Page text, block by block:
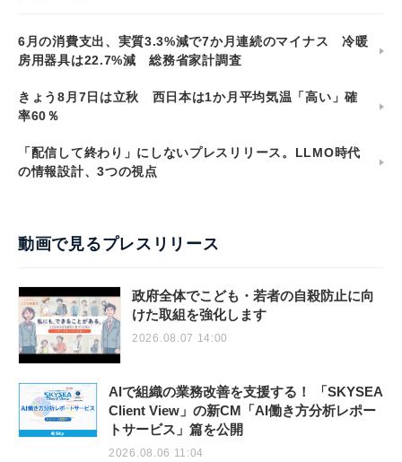
6月の消費支出、実質3.3%減で7か月連続のマイナス 冷暖
房用器具は22.7%減 総務省家計調査
きょう8月7日は立秋 西日本は1か月平均気温「高い」確
率60％
「配信して終わり」にしないプレスリリース。LLMO時代
の情報設計、3つの視点
動画で見るプレスリリース
政府全体でこども・若者の自殺防止に向
けた取組を強化します
2026.08.07 14:00
AIで組織の業務改善を支援する！ 「SKYSEA
Client View」の新CM「AI働き方分析レポー
トサービス」篇を公開
2026.08.06 11:04